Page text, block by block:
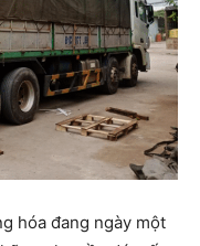
hóa đang ngày một